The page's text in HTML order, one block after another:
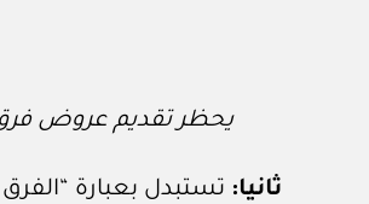
يحظر تقديم عروض فرق
ثانيا: تستبدل بعبارة “الفرق